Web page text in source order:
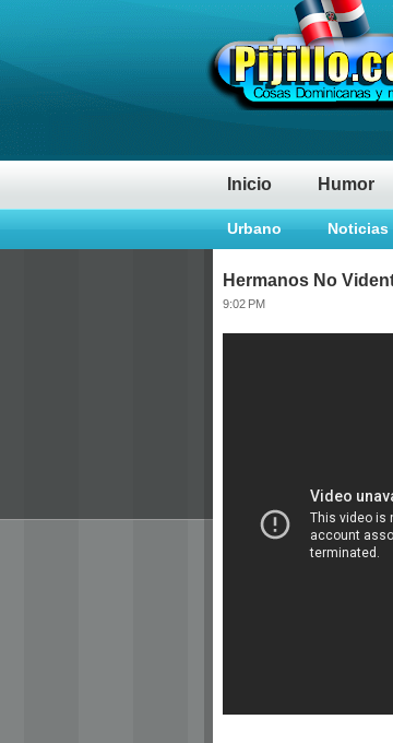
Inicio Humor
Urbano Noticias
Hermanos No
9:02 PM